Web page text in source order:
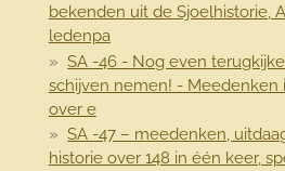
bekenden uit de Sjoelhistorie,
ledenpa
SA -46 - Nog even
schijven nemen! - Meedenken
over e
SA -47 – meedenken,
historie over 148 in één keer,